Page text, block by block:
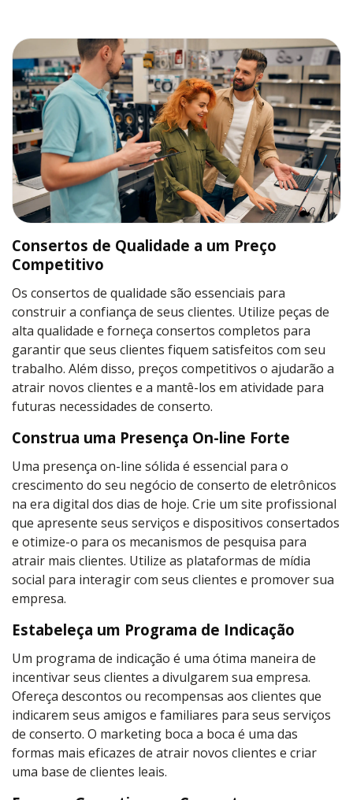
Consertos de Qualidade a um Preço
Competitivo
Os consertos de qualidade são essenciais para
construir a confiança de seus clientes. Utilize peças de
alta qualidade e forneça consertos completos para
garantir que seus clientes fiquem satisfeitos com seu
trabalho. Além disso, preços competitivos o ajudarão a
atrair novos clientes e a mantê-los em atividade para
futuras necessidades de conserto.
Construa uma Presença On-line Forte
Uma presença on-line sólida é essencial para o
crescimento do seu negócio de conserto de eletrônicos
na era digital dos dias de hoje. Crie um site profissional
que apresente seus serviços e dispositivos consertados
e otimize-o para os mecanismos de pesquisa para
atrair mais clientes. Utilize as plataformas de mídia
social para interagir com seus clientes e promover sua
empresa.
Estabeleça um Programa de Indicação
Um programa de indicação é uma ótima maneira de
incentivar seus clientes a divulgarem sua empresa.
Ofereça descontos ou recompensas aos clientes que
indicarem seus amigos e familiares para seus serviços
de conserto. O marketing boca a boca é uma das
formas mais eficazes de atrair novos clientes e criar
uma base de clientes leais.